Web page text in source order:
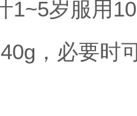
1~5岁服用
，必要时